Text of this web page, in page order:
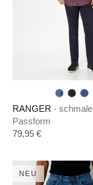
RANGER - schmale
Passform
Regulärer Preis:
79,95 €
NEU